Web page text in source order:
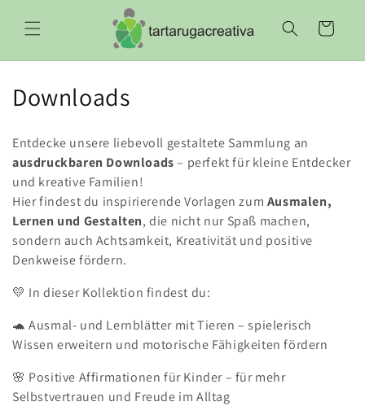
zum
Inhalt
Warenkorb
K
t
e
g
o
r
i
e
:
Downloads
Entdecke unsere liebevoll gestaltete Sammlung an
ausdruckbaren Downloads– perfekt für kleine Entdecker
und kreative Familien!
Hier findest du inspirierende Vorlagen zum Ausmalen,
Lernen und Gestalten, die nicht nur Spaß machen,
sondern auch Achtsamkeit, Kreativität und positive
Denkweise fördern.
💛 In dieser Kollektion findest du:
🐢 Ausmal- und Lernblätter mit Tieren – spielerisch
Wissen erweitern und motorische Fähigkeiten fördern
🌸 Positive Affirmationen für Kinder – für mehr
Selbstvertrauen und Freude im Alltag